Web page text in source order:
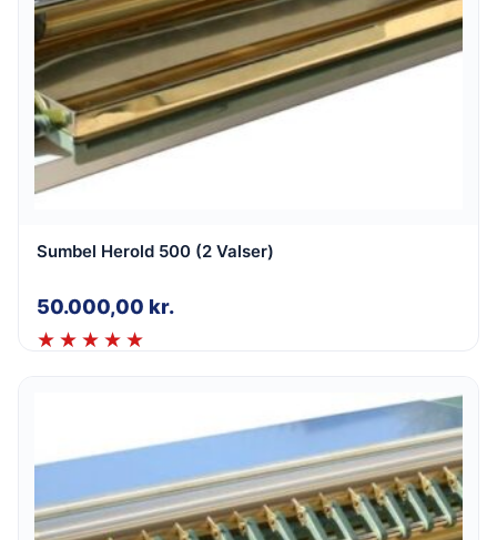
Sumbel Herold 500 (2 Valser)
50.000,00 kr.